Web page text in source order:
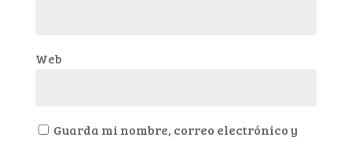
Web
Guarda mi nombre, correo electrónico y